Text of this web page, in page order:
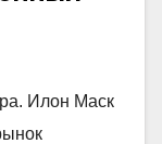
Илон Маск